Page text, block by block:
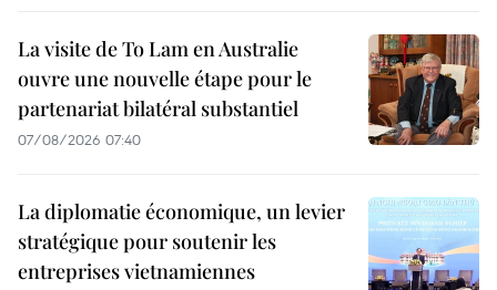
La visite de To Lam en Australie
ouvre une nouvelle étape pour le
partenariat bilatéral substantiel
07/08/2026 07:40
La diplomatie économique, un levier
stratégique pour soutenir les
entreprises vietnamiennes